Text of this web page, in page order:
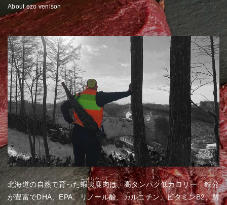
About ezo venison
北海道の自然で育った蝦夷鹿肉
エゾしかにく
は、高タンパク低カロリー、鉄分
が豊富でDHA、EPA、リノール酸、カルニチン、ビタミンB2、酵